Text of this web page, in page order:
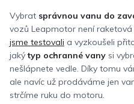
Vybrat správnou vanu do
vozů Leapmotor není raketová
jsme testovali a vyzkoušeli
jakýtyp ochranné vany si
nešlápnete vedle. Díky tomu
ale navíc už prodáváme jen
strčíme ruku do motoru.